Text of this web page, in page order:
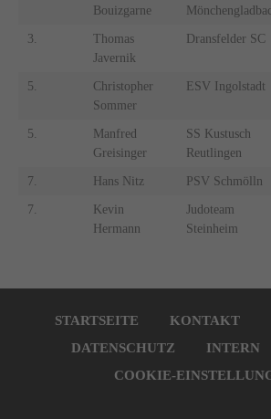
Bouizgarne
3.
Thomas
Javernik
Dransfelder SC
5.
Christopher
Sommer
ESV Ingolstadt
5.
Manfred
Greisinger
SS Kustusch
Reutlingen
7. Hans Nitz PSV Schmölln
7.
Kevin
Hermann
Judoteam
Steinheim
überspringenSTARTSEITE KONTAKT
DATENSCHUTZ
INTERN
COOKIE-